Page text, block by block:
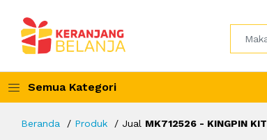
Semua Kategori
Beranda Produk Jual MK712526 - KINGPIN KIT